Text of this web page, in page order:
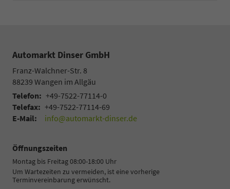
Automarkt Dinser GmbH
Franz-Walchner-Str. 8
88239 Wangen im Allgäu
Telefon: +49-7522-77114-0
Telefax: +49-7522-77114-69
E-Mail:
info@automarkt-dinser.de
Öffnungszeiten
Montag bis Freitag 08:00-18:00 Uhr
Um Wartezeiten zu vermeiden, ist eine vorherige
Terminvereinbarung erwünscht.